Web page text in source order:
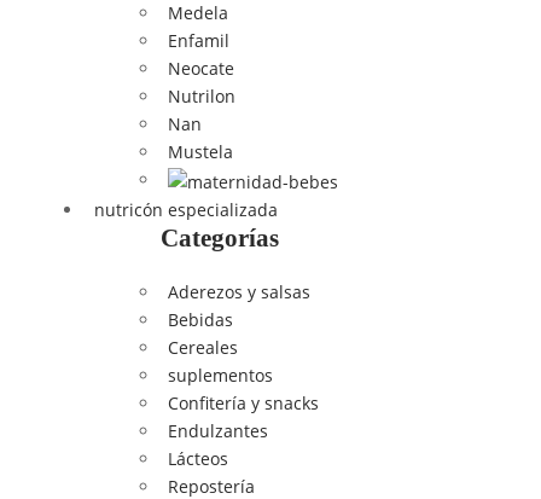
Medela
Enfamil
Neocate
Nutrilon
Nan
Mustela
nutricón especializada
Categorías
Aderezos y salsas
Bebidas
Cereales
suplementos
Confitería y snacks
Endulzantes
Lácteos
Repostería